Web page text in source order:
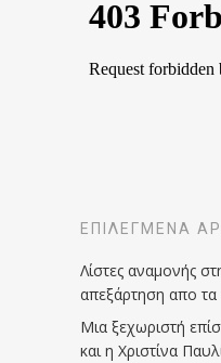
ΕΠΙΛΕΓΜΈΝΑ
Λίστες αναμονής
απεξάρτηση απο τα
Μια ξεχωριστή
και η Χριστίνα